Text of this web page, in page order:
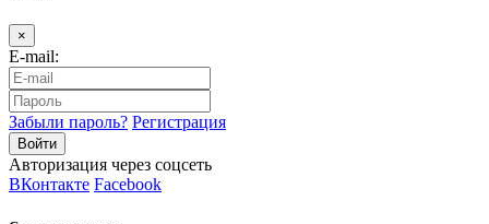
×
E-mail:
Забыли пароль? Регистрация
Авторизация через соцсеть
ВКонтакте Facebook